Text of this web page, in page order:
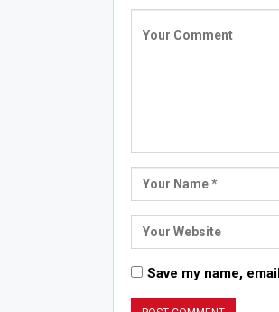
Save my name,